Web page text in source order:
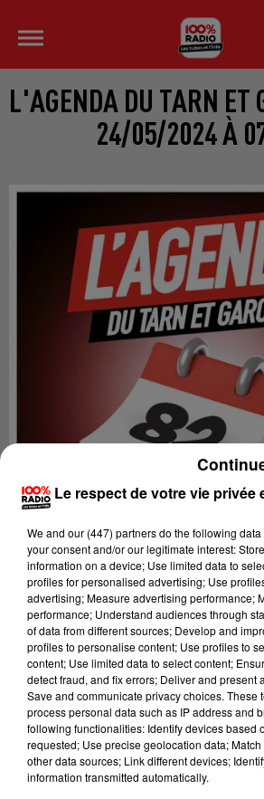
L'AGENDA DU TARN ET
24/05/2024 À
Lecture (1 min 14 sec)
100%
100% Radio l'agenda du Tarn et
Le respect de votre vie privée
We and our (447) partnersdo the following
your consent and/or our legitimate interest:
information on a device; Use limited data to
profiles for personalised advertising; Use
advertising; Measure advertising performance;
performance; Understand audiences through
of data from different sources; Develop and
profiles to personalise content; Use profiles to
content; Use limited data to select content;
detect fraud, and fix errors; Deliver and present
Save and communicate privacy choices. These
process personal data such as IP address and
following functionalities: Identify devices based
requested; Use precise geolocation data;
other data sources; Link different devices;
information transmitted automatically.